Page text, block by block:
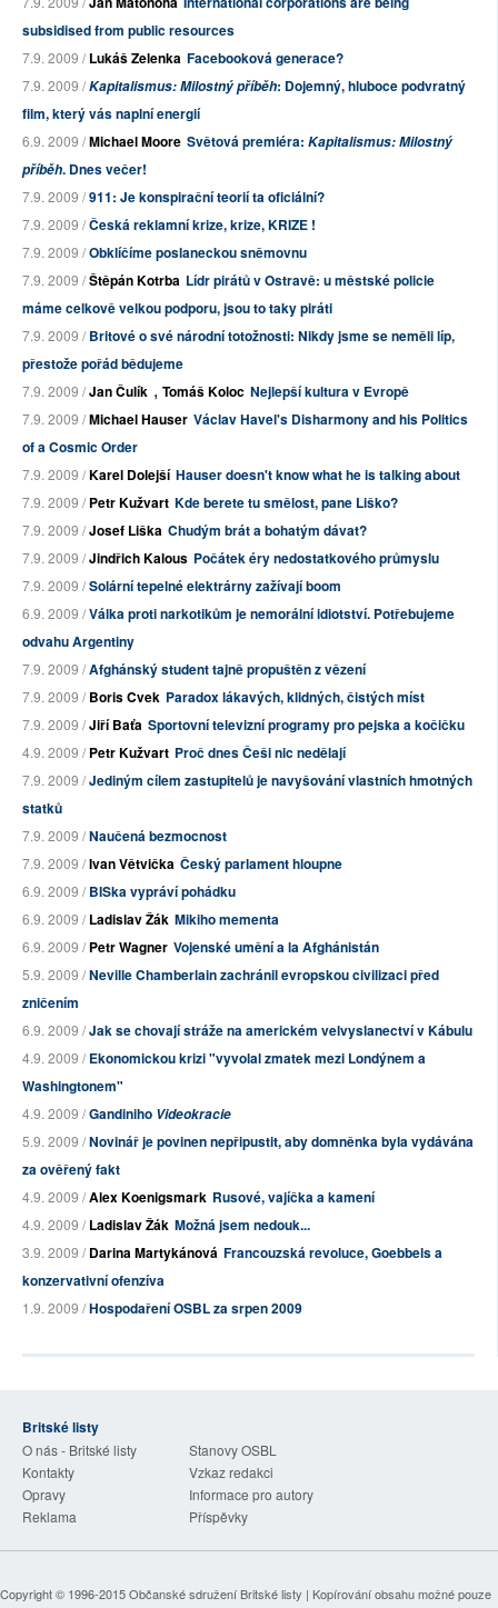
subsidised from public resources
7.9. 2009 /Lukáš Zelenka Facebooková generace?
7.9. 2009 /Kapitalismus: Milostný příběh: Dojemný, hluboce podvratný
film, který vás naplní energií
6.9. 2009 /Michael Moore Světová premiéra: Kapitalismus: Milostný
příběh. Dnes večer!
7.9. 2009 /911: Je konspirační teorií ta oficiální?
7.9. 2009 /Česká reklamní krize, krize, KRIZE !
7.9. 2009 /Obklíčíme poslaneckou sněmovnu
7.9. 2009 /Štěpán Kotrba Lídr pirátů v Ostravě: u městské policie
máme celkově velkou podporu, jsou to taky piráti
7.9. 2009 /Britové o své národní totožnosti: Nikdy jsme se neměli líp,
přestože pořád bědujeme
7.9. 2009 /Jan Čulík , Tomáš Koloc Nejlepší kultura v Evropě
7.9. 2009 /Michael Hauser Václav Havel's Disharmony and his Politics
of a Cosmic Order
7.9. 2009 /Karel Dolejší Hauser doesn't know what he is talking about
7.9. 2009 /Petr Kužvart Kde berete tu smělost, pane Liško?
7.9. 2009 /Josef Liška Chudým brát a bohatým dávat?
7.9. 2009 /Jindřich Kalous Počátek éry nedostatkového průmyslu
7.9. 2009 /Solární tepelné elektrárny zažívají boom
6.9. 2009 /Válka proti narkotikům je nemorální idiotství. Potřebujeme
odvahu Argentiny
7.9. 2009 /Afghánský student tajně propuštěn z vězení
7.9. 2009 /Boris Cvek Paradox lákavých, klidných, čistých míst
7.9. 2009 /Jiří Baťa Sportovní televizní programy pro pejska a kočičku
4.9. 2009 /Petr Kužvart Proč dnes Češi nic nedělají
7.9. 2009 /Jediným cílem zastupitelů je navyšování vlastních hmotných
statků
7.9. 2009 /Naučená bezmocnost
7.9. 2009 /Ivan Větvička Český parlament hloupne
6.9. 2009 /BISka vypráví pohádku
6.9. 2009 /Ladislav Žák Mikiho mementa
6.9. 2009 /Petr Wagner Vojenské umění a la Afghánistán
5.9. 2009 /Neville Chamberlain zachránil evropskou civilizaci před
zničením
6.9. 2009 /Jak se chovají stráže na americkém velvyslanectví v Kábulu
4.9. 2009 /Ekonomickou krizi "vyvolal zmatek mezi Londýnem a
Washingtonem"
4.9. 2009 /Gandiniho Videokracie
5.9. 2009 /Novinář je povinen nepřipustit, aby domněnka byla vydávána
za ověřený fakt
4.9. 2009 /Alex Koenigsmark Rusové, vajíčka a kamení
4.9. 2009 /Ladislav Žák Možná jsem nedouk...
3.9. 2009 /Darina Martykánová Francouzská revoluce, Goebbels a
konzervativní ofenzíva
1.9. 2009 /Hospodaření OSBL za srpen 2009
Britské listy
O nás - Britské listy
Stanovy OSBL
Kontakty
Vzkaz redakci
Opravy
Informace pro autory
Reklama
Příspěvky
Copyright © 1996-2015Občanské sdružení Britské listy | Kopírování obsahu možné pouze